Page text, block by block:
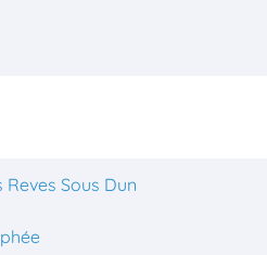
Reves Sous Dun